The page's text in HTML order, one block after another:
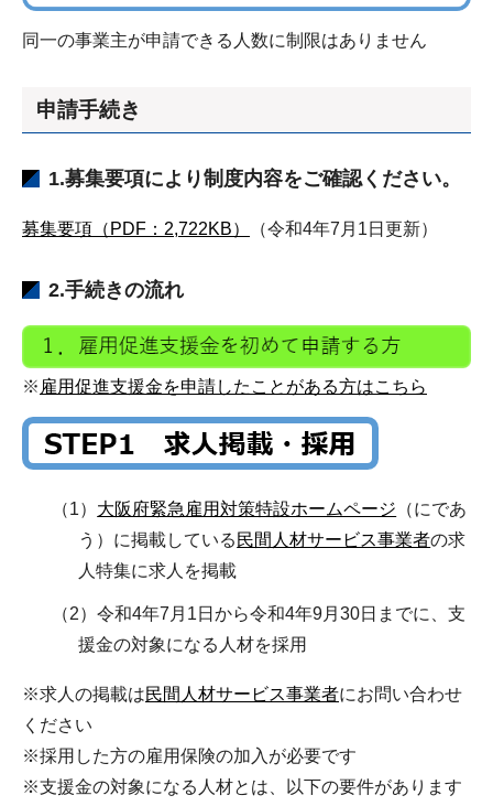
同一の事業主が申請できる人数に制限はありません
申請手続き
1.募集要項により制度内容をご確認ください。
募集要項（PDF：2,722KB） （令和4年7月1日更新）
2.手続きの流れ
※ 雇用促進支援金を申請したことがある方はこちら
（1） 大阪府緊急雇用対策特設ホームページ （にであ
う）に掲載している 民間人材サービス事業者の求
人特集に求人を掲載
（2）令和4年7月1日から令和4年9月30日までに、支
援金の対象になる人材を採用
※求人の掲載は民間人材サービス事業者にお問い合わせ
ください
※採用した方の雇用保険の加入が必要です
※支援金の対象になる人材とは、以下の要件があります